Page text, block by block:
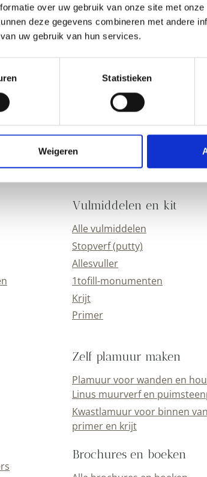
over uw gebruik van onze site met
deze gegevens combineren met andere
uw gebruik van hun services.
Statistieken
Weigeren
Meld je aan voor onze
Vulmiddelen en kit
Alle vulmiddelen
Stopverf (putty)
Allesvuller
1tofill-monumenten
Krijt
Primer
Zelf plamuur maken
Plamuur voor wanden en
Linus muurverf en
Kwastlamuur voor binnen van
primer en krijt
Brochures en boeken